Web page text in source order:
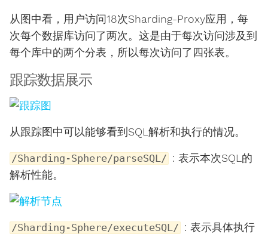
从图中看，用户访问18次Sharding-Proxy应用，每
次每个数据库访问了两次。这是由于每次访问涉及到
每个库中的两个分表，所以每次访问了四张表。
跟踪数据展示
从跟踪图中可以能够看到SQL解析和执行的情况。
/Sharding-Sphere/parseSQL/ : 表示本次SQL的
解析性能。
/Sharding-Sphere/executeSQL/ : 表示具体执行